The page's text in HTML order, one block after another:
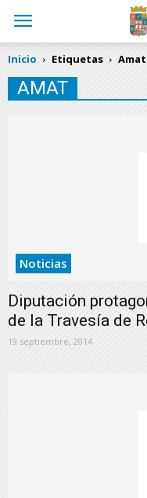
Inicio Etiquetas Amat
AMAT
Noticias
Diputación
de la Travesía de
19 septiembre, 2014